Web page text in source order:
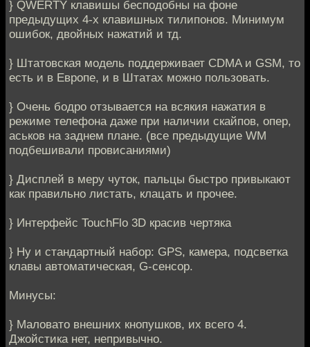
} QWERTY клавишы бесподобны на фоне
предыдущих 4-х клавишных тилипонов. Минимум
ошибок, двойных нажатий и тд.
} Штатовская модель поддерживает CDMA и GSM, то
есть и в Европе, и в Штатах можно пользовать.
} Очень бодро отзывается на всякия нажатия в
режиме телефона даже при наличии скайпов, опер,
аськов на заднем плане. (все предыдущие WM
подбешивали провисаниями)
} Дисплей в меру чуток, пальцы быстро привыкают
как правильно листать, клацать и прочее.
} Интерфейс TouchFlo 3D красив чертяка
} Ну и стандартный набор: GPS, камера, подсветка
клавы автоматическая, G-сенсор.
Минусы:
} Маловато внешних кнопушков, их всего 4.
Джойстика нет, непривычно.